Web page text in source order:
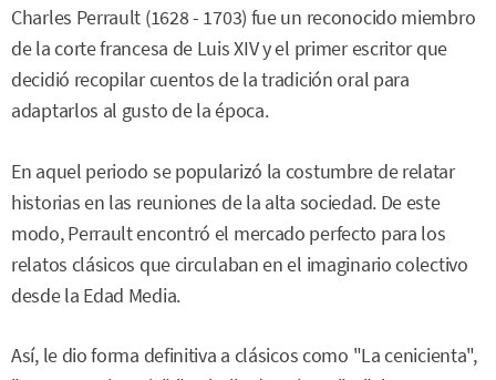
Charles Perrault (1628 - 1703) fue un reconocido miembro
de la corte francesa de Luis XIV y el primer escritor que
decidió recopilar cuentos de la tradición oral para
adaptarlos al gusto de la época.
En aquel periodo se popularizó la costumbre de relatar
historias en las reuniones de la alta sociedad. De este
modo, Perrault encontró el mercado perfecto para los
relatos clásicos que circulaban en el imaginario colectivo
desde la Edad Media.
Así, le dio forma definitiva a clásicos como "La cenicienta",